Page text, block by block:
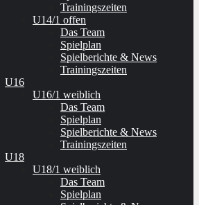
Trainingszeiten
U14/1 offen
Das Team
Spielplan
Spielberichte & News
Trainingszeiten
U16
U16/1 weiblich
Das Team
Spielplan
Spielberichte & News
Trainingszeiten
U18
U18/1 weiblich
Das Team
Spielplan